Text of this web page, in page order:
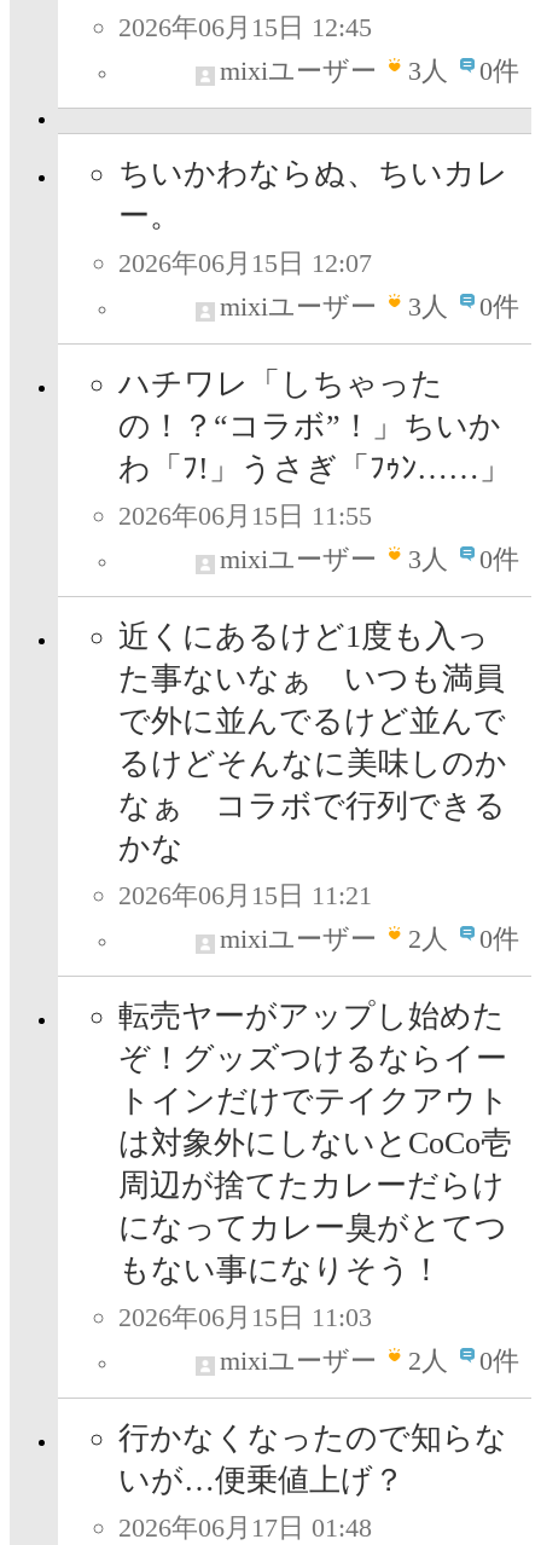
2026年06月15日 12:45
mixiユーザー
3人 0件
ちいかわならぬ、ちいカレ
ー。
2026年06月15日 12:07
mixiユーザー
3人 0件
ハチワレ「しちゃった
の！？“コラボ”！」ちいか
わ「ﾌ!」うさぎ「ﾌｩﾝ……」
2026年06月15日 11:55
mixiユーザー
3人 0件
近くにあるけど1度も入っ
た事ないなぁ いつも満員
で外に並んでるけど並んで
るけどそんなに美味しのか
なぁ コラボで行列できる
かな
2026年06月15日 11:21
mixiユーザー
2人 0件
転売ヤーがアップし始めた
ぞ！グッズつけるならイー
トインだけでテイクアウト
は対象外にしないとCoCo壱
周辺が捨てたカレーだらけ
になってカレー臭がとてつ
もない事になりそう！
2026年06月15日 11:03
mixiユーザー
2人 0件
行かなくなったので知らな
いが…便乗値上げ？
2026年06月17日 01:48